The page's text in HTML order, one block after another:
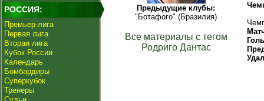
РОССИЯ:
Премьер-лига
Первая лига
Вторая лига
Кубок России
Календарь
Бомбардиры
Суперкубок
Тренеры
Предыдущие клубы:
"Ботафого" (Бразилия)
Все материалы с тегом
Родриго Дантас